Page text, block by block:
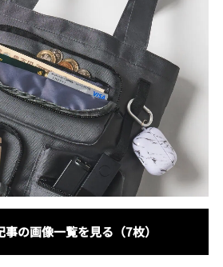
事の画像一覧を見る（7枚）